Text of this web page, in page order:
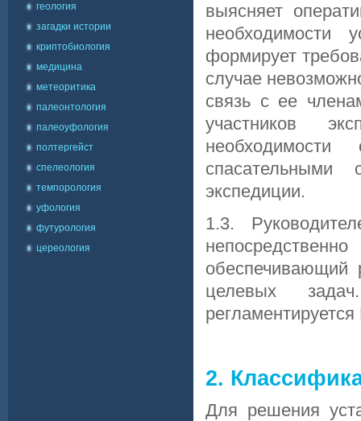
геология
загадки истории
криптобиология
медицина
метеоритика
палеонтология
палеоуфология
полтергейст
спелеология
темпорология
уфология
футурология
цереология
выясняет
необходимости
формирует
случае
связь с ее
участников
экспедиции.
1.3.
обеспечивающий
целевых
2.
Для решения